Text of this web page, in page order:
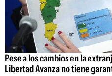
Pese a los cambios en la
Libertad Avanza no tiene